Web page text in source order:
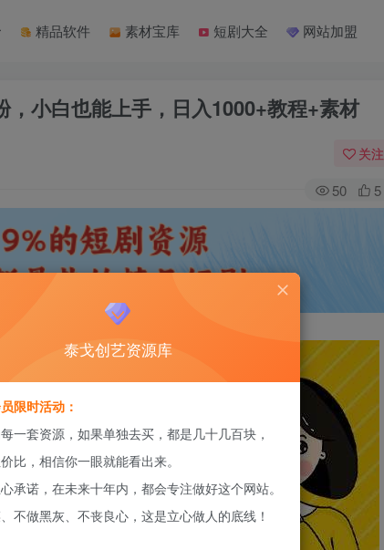
精品软件 素材宝库 短剧大全 网站加盟
，小白也能上手，日入1000+教程+素材
关注
50 5
泰戈创艺资源库
限时活动：
一套资源，如果单独去买，都是几十几百块，
比，相信你一眼就能看出来。
承诺，在未来十年内，都会专注做好这个网站。
不做黑灰、不丧良心，这是立心做人的底线！